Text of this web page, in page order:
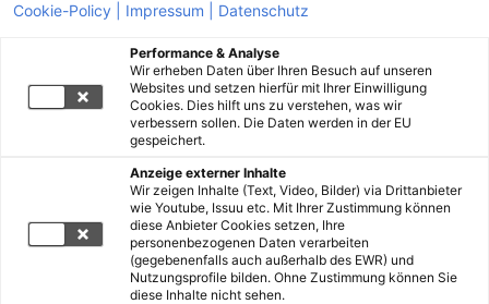
Cookie-Policy | Impressum | Datenschutz
Performance & Analyse
Wir erheben Daten über Ihren Besuch auf unseren
Websites und setzen hierfür mit Ihrer Einwilligung
Cookies. Dies hilft uns zu verstehen, was wir
verbessern sollen. Die Daten werden in der EU
gespeichert.
Anzeige externer Inhalte
Wir zeigen Inhalte (Text, Video, Bilder) via Drittanbieter
wie Youtube, Issuu etc. Mit Ihrer Zustimmung können
diese Anbieter Cookies setzen, Ihre
personenbezogenen Daten verarbeiten
(gegebenenfalls auch außerhalb des EWR) und
Nutzungsprofile bilden. Ohne Zustimmung können Sie
diese Inhalte nicht sehen.